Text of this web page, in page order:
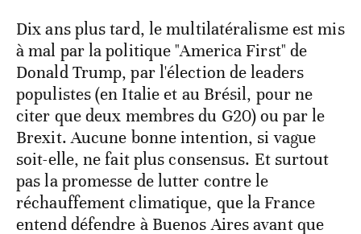
Dix ans plus tard, le multilatéralisme est mis
à mal par la politique "America First" de
Donald Trump, par l'élection de leaders
populistes (en Italie et au Brésil, pour ne
citer que deux membres du G20) ou par le
Brexit. Aucune bonne intention, si vague
soit-elle, ne fait plus consensus. Et surtout
pas la promesse de lutter contre le
réchauffement climatique, que la France
entend défendre à Buenos Aires avant que